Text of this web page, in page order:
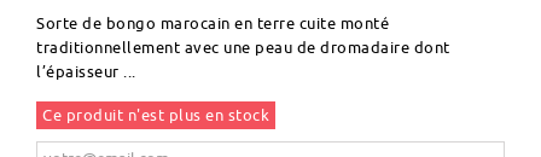
Sorte de bongo marocain en terre cuite monté
traditionnellement avec une peau de dromadaire dont
l’épaisseur ...
Ce produit n'est plus en stock